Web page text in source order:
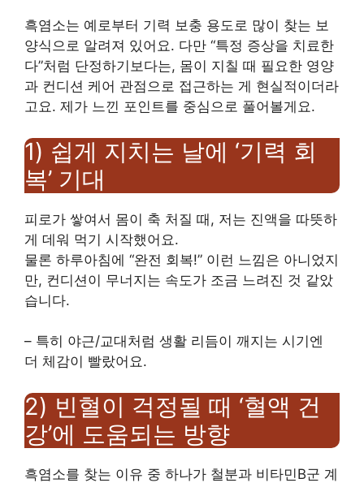
흑염소는 예로부터 기력 보충 용도로 많이 찾는 보
양식으로 알려져 있어요. 다만 “특정 증상을 치료한
다”처럼 단정하기보다는, 몸이 지칠 때 필요한 영양
과 컨디션 케어 관점으로 접근하는 게 현실적이더라
고요. 제가 느낀 포인트를 중심으로 풀어볼게요.
1) 쉽게 지치는 날에 ‘기력 회
복’ 기대
피로가 쌓여서 몸이 축 처질 때, 저는 진액을 따뜻하
게 데워 먹기 시작했어요.
물론 하루아침에 “완전 회복!” 이런 느낌은 아니었지
만, 컨디션이 무너지는 속도가 조금 느려진 것 같았
습니다.
– 특히 야근/교대처럼 생활 리듬이 깨지는 시기엔
더 체감이 빨랐어요.
2) 빈혈이 걱정될 때 ‘혈액 건
강’에 도움되는 방향
흑염소를 찾는 이유 중 하나가 철분과 비타민B군 계